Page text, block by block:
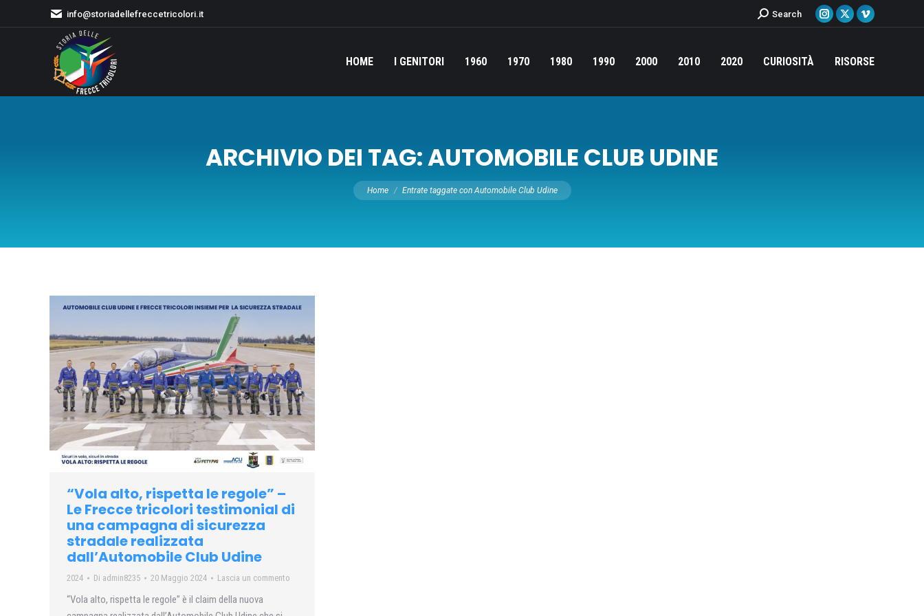
info@storiadellefreccetricolori.it Cerca:Search
Instagram
opens
new
X
opens
new
Vimeo
opens
new
HOME I GENITORI 1960 1970 1980 1990 2000 2010 2020 CURIOSITÀ RISORSE
ARCHIVIO DEI TAG:AUTOMOBILE CLUB UDINE
Tu sei qui:
Home Entrate taggate con Automobile Club Udine
“Vola alto, rispetta le regole” –
Le Frecce tricolori testimonial di
una campagna di sicurezza
stradale realizzata
dall’Automobile Club Udine
2024 Di admin8235 20 Maggio 2024 Lascia un commento
“Vola alto, rispetta le regole” è il claim della nuova